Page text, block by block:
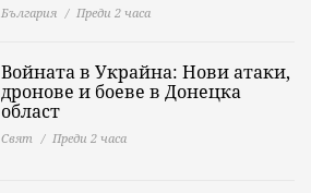
България Преди 2 часа
Войната в Украйна: Нови атаки,
дронове и боеве в Донецка
област
Свят Преди 2 часа